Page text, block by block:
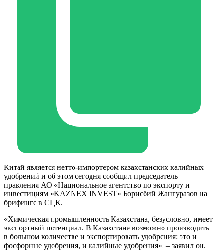
Китай является нетто-импортером казахстанских калийных
удобрений и об этом сегодня сообщил председатель
правления АО «Национальное агентство по экспорту и
инвестициям «KAZNEX INVEST» Борисбий Жангуразов на
брифинге в СЦК.
«Химическая промышленность Казахстана, безусловно, имеет
экспортный потенциал. В Казахстане возможно производить
в большом количестве и экспортировать удобрения: это и
фосфорные удобрения, и калийные удобрения», – заявил он.